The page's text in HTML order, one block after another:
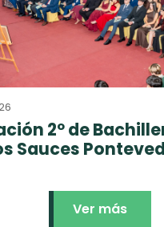
2º de
Sauces
Ver más